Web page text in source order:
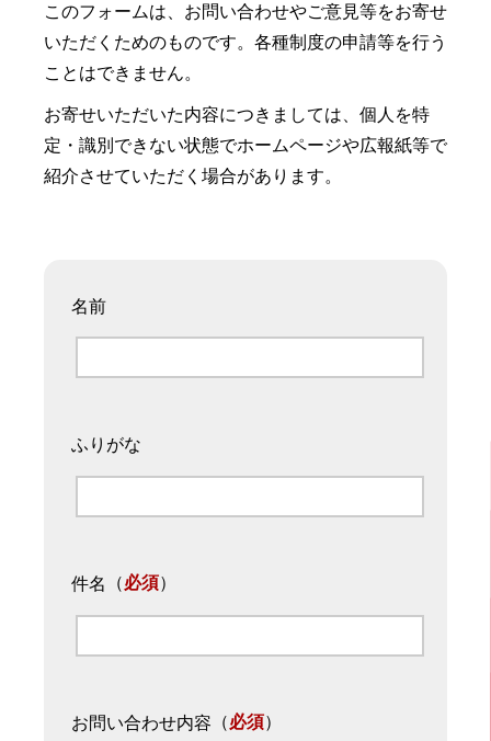
このフォームは、お問い合わせやご意見等をお寄せ
いただくためのものです。各種制度の申請等を行う
ことはできません。
お寄せいただいた内容につきましては、個人を特
定・識別できない状態でホームページや広報紙等で
紹介させていただく場合があります。
名前
ふりがな
件名 （必須）
お問い合わせ内容 （必須）